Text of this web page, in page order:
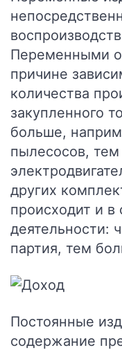
Переменными
причине
количества
закупленного
больше,
пылесосов,
других
происходит и в
деятельности:
партия, тем
Постоянные
содержание